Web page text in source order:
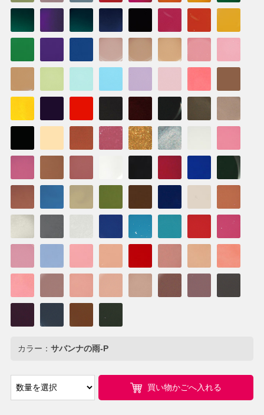
カラー： サバンナの雨-P
買い物かごへ入れる